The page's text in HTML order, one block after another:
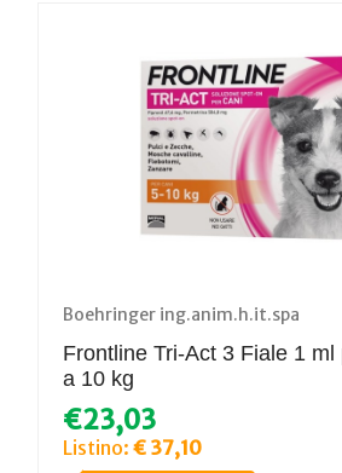
Boehringer ing.anim.h.it.spa
Frontline Tri-Act 3 Fiale 1
a 10 kg
€23,03
Listino: € 37,10